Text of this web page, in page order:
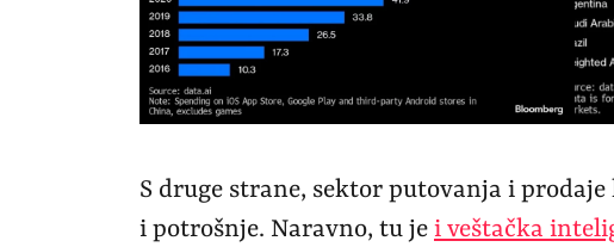
S druge strane, sektor putovanja i
i potrošnje. Naravno, tu je i veštačka